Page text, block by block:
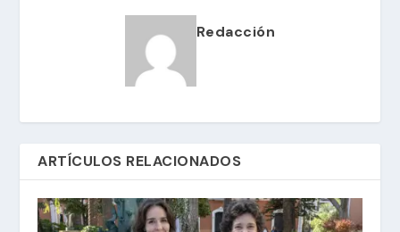
Redacción
ARTÍCULOS RELACIONADOS